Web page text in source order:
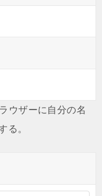
ウザーに自分の名
る。